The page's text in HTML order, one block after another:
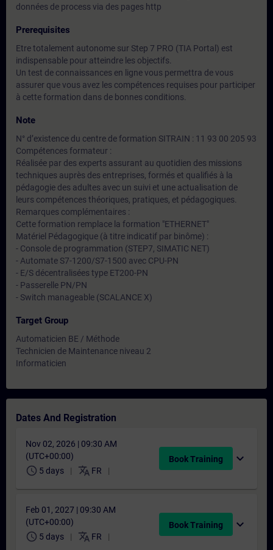
données de process via des pages http
Prerequisites
Etre totalement autonome sur Step 7 PRO (TIA Portal) est
indispensable pour atteindre les objectifs.
Un test de connaissances en ligne vous permettra de vous
assurer que vous avez les compétences requises pour participer
à cette formation dans de bonnes conditions.
Note
N° d’existence du centre de formation SITRAIN : 11 93 00 205 93
Compétences formateur :
Réalisée par des experts assurant au quotidien des missions
techniques auprès des entreprises, formés et qualifiés à la
pédagogie des adultes avec un suivi et une actualisation de
leurs compétences théoriques, pratiques, et pédagogiques.
Remarques complémentaires :
Cette formation remplace la formation "ETHERNET"
Matériel Pédagogique (à titre indicatif par binôme) :
- Console de programmation (STEP7, SIMATIC NET)
- Automate S7-1200/S7-1500 avec CPU-PN
- E/S décentralisées type ET200-PN
- Passerelle PN/PN
- Switch manageable (SCALANCE X)
Target Group
Automaticien BE / Méthode
Technicien de Maintenance niveau 2
Informaticien
Dates And Registration
Nov 02, 2026 | 09:30 AM
(UTC+00:00)
schedule 5 days translate FR
Book Training expand_more
Feb 01, 2027 | 09:30 AM
(UTC+00:00)
schedule 5 days translate FR
Book Training expand_more